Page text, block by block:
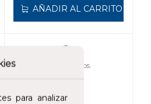
para analizar
AÑADIR AL CARRITO
Impuestos no incluidos.